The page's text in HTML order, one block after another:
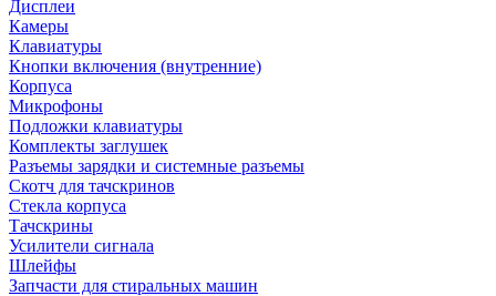
Дисплеи
Камеры
Клавиатуры
Кнопки включения (внутренние)
Корпуса
Микрофоны
Подложки клавиатуры
Комплекты заглушек
Разъемы зарядки и системные разъемы
Скотч для тачскринов
Стекла корпуса
Тачскрины
Усилители сигнала
Шлейфы
Запчасти для стиральных машин